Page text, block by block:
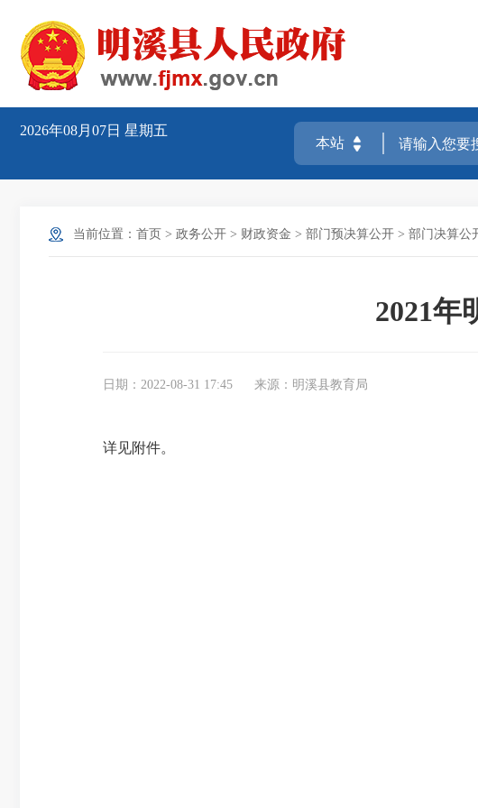
2026年08月07日 星期五
当前位置： 首页 > 政务公开 > 财政资金 > 部门预决算公开 > 部门决算公
2021年
日期：2022-08-31 17:45 来源：明溪县教育局
详见附件。